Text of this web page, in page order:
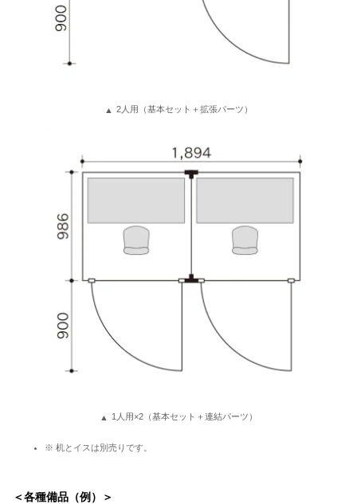
2人用（基本セット＋拡張パーツ）
1人用×2（基本セット＋連結パーツ）
※ 机とイスは別売りです。
＜各種備品（例）＞